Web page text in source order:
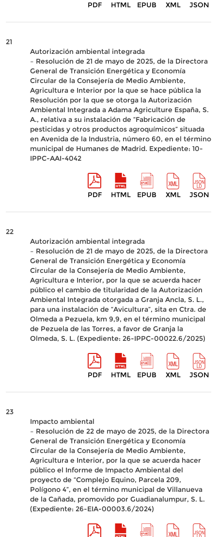
PDF HTML EPUB XML JSON
21
Autorización ambiental integrada
– Resolución de 21 de mayo de 2025, de la Directora
General de Transición Energética y Economía
Circular de la Consejería de Medio Ambiente,
Agricultura e Interior por la que se hace pública la
Resolución por la que se otorga la Autorización
Ambiental Integrada a Adama Agriculture España, S.
A., relativa a su instalación de “Fabricación de
pesticidas y otros productos agroquímicos” situada
en Avenida de la Industria, número 60, en el término
municipal de Humanes de Madrid. Expediente: 10-
IPPC-AAI-4042
PDF HTML EPUB XML JSON
22
Autorización ambiental integrada
– Resolución de 21 de mayo de 2025, de la Directora
General de Transición Energética y Economía
Circular de la Consejería de Medio Ambiente,
Agricultura e Interior, por la que se acuerda hacer
público el cambio de titularidad de la Autorización
Ambiental Integrada otorgada a Granja Ancla, S. L.,
para una instalación de “Avicultura”, sita en Ctra. de
Olmeda a Pezuela, km 9,9, en el término municipal
de Pezuela de las Torres, a favor de Granja la
Olmeda, S. L. (Expediente: 26-IPPC-00022.6/2025)
PDF HTML EPUB XML JSON
23
Impacto ambiental
– Resolución de 22 de mayo de 2025, de la Directora
General de Transición Energética y Economía
Circular de la Consejería de Medio Ambiente,
Agricultura e Interior, por la que se acuerda hacer
público el Informe de Impacto Ambiental del
proyecto de “Complejo Equino, Parcela 209,
Polígono 4”, en el término municipal de Villanueva
de la Cañada, promovido por Guadianalumpur, S. L.
(Expediente: 26-EIA-00003.6/2024)